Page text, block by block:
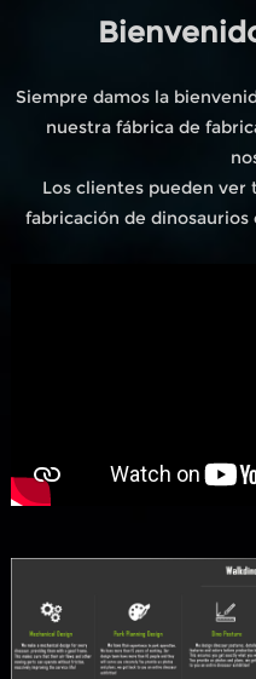
Siempre damos la
nuestra fábrica de
Los clientes pueden ver
fabricación de